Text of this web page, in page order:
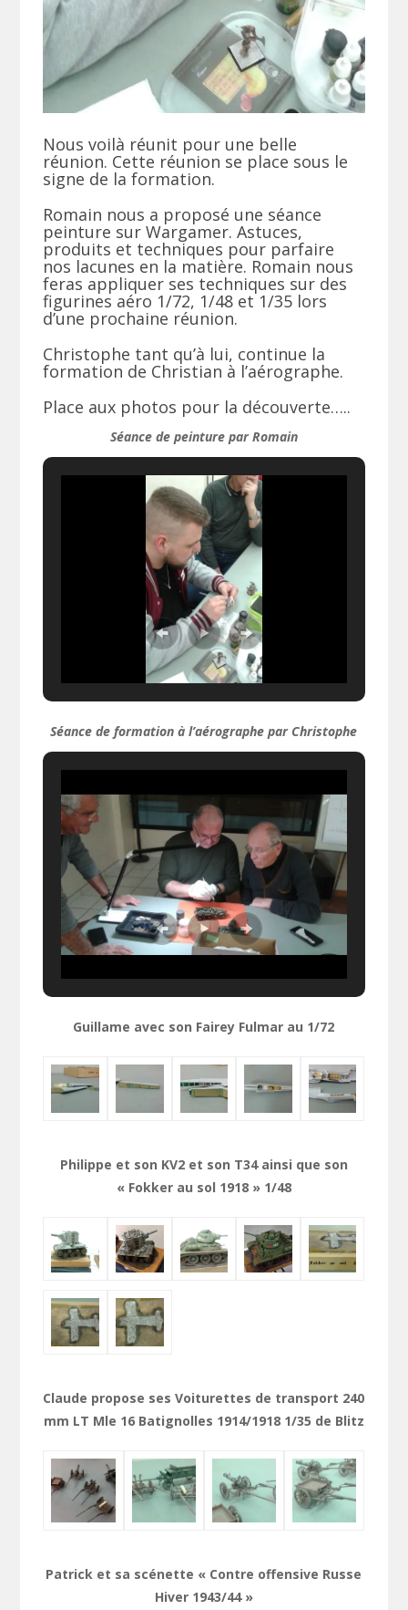
Nous voilà réunit pour une belle
réunion. Cette réunion se place sous le
signe de la formation.
Romain nous a proposé une séance
peinture sur Wargamer. Astuces,
produits et techniques pour parfaire
nos lacunes en la matière. Romain nous
feras appliquer ses techniques sur des
figurines aéro 1/72, 1/48 et 1/35 lors
d’une prochaine réunion.
Christophe tant qu’à lui, continue la
formation de Christian à l’aérographe.
Place aux photos pour la découverte…..
Séance de peinture par Romain
Séance de formation à l’aérographe par Christophe
Guillame avec son Fairey Fulmar au 1/72
Philippe et son KV2 et son T34 ainsi que son
« Fokker au sol 1918 » 1/48
Claude propose ses Voiturettes de transport 240
mm LT Mle 16 Batignolles 1914/1918 1/35 de Blitz
Patrick et sa scénette « Contre offensive Russe
Hiver 1943/44 »